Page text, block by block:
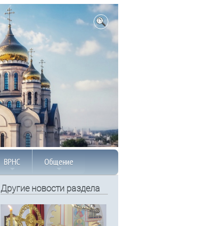
ВРНС Общение
Другие новости раздела